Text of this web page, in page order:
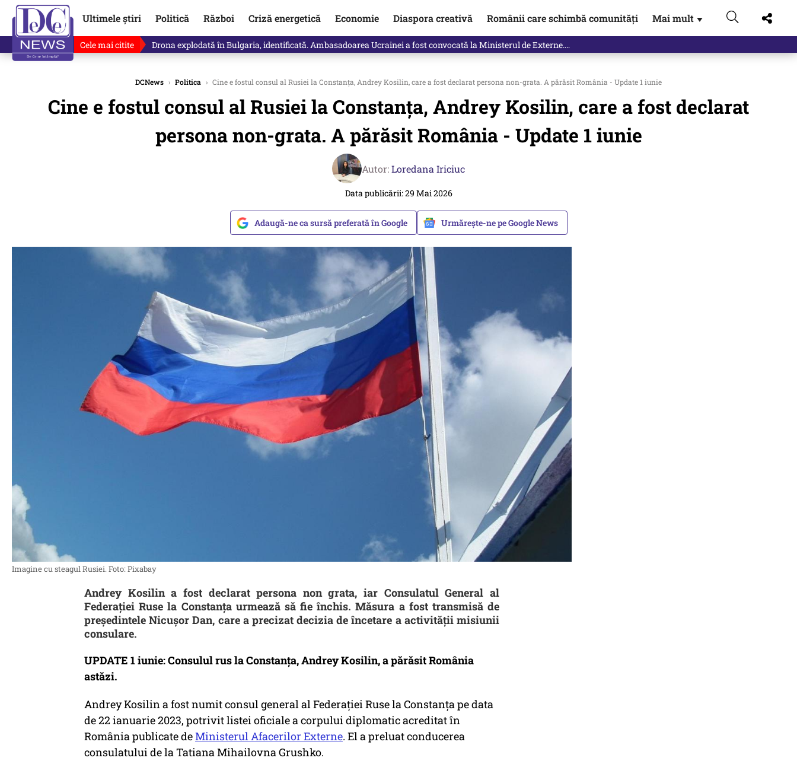
Ultimele știri Politică Război Criză energetică Economie Diaspora creativă Românii care schimbă comunități Mai mult ▼
Cele mai citite Drona explodată în Bulgaria, identificată. Ambasadoarea Ucrainei a fost convocată la Ministerul de Externe.…
DCNews › Politica › Cine e fostul consul al Rusiei la Constanța, Andrey Kosilin, care a fost declarat persona non-grata. A părăsit România - Update 1 iunie
Cine e fostul consul al Rusiei la Constanța, Andrey Kosilin, care a fost declarat
persona non-grata. A părăsit România - Update 1 iunie
Autor:Loredana Iriciuc
Data publicării: 29 Mai 2026
Adaugă-ne ca sursă preferată în Google Urmărește-ne pe Google News
Imagine cu steagul Rusiei. Foto: Pixabay
Andrey Kosilin a fost declarat persona non grata, iar Consulatul General al
Federației Ruse la Constanța urmează să fie închis. Măsura a fost transmisă de
președintele Nicușor Dan, care a precizat decizia de încetare a activității misiunii
consulare.
UPDATE 1 iunie: Consulul rus la Constanța, Andrey Kosilin, a părăsit România
astăzi.
Andrey Kosilin a fost numit consul general al Federației Ruse la Constanța pe data
de 22 ianuarie 2023, potrivit listei oficiale a corpului diplomatic acreditat în
România publicate deMinisterul Afacerilor Externe. El a preluat conducerea
consulatului de la Tatiana Mihailovna Grushko.